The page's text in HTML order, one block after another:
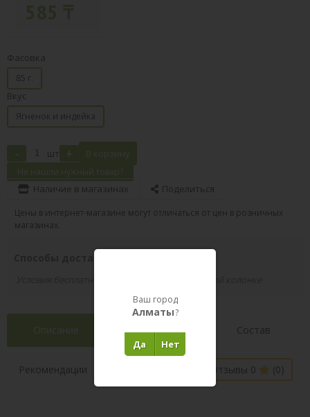
Фасовка
85 г.
Вкус
Ягненок и индейка
- шт + В корзину
Не нашли нужный товар?
Наличие в магазинах Поделиться
Цены в интернет-магазине могут отличаться от цен в розничных
магазинах.
Описание Характеристики Состав
Рекомендации Отзывы 0 (0)
Ваш город
Алматы?
Нет
Да